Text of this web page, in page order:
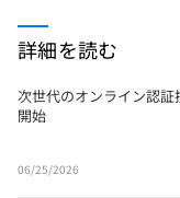
詳細を読む
次世代のオンライン認
開始
06/25/2026